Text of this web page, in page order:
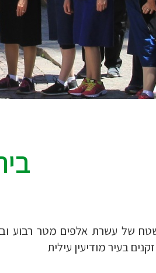
של עשרת אלפים מטר רבוע ובו
בעיר מודיעין עילית